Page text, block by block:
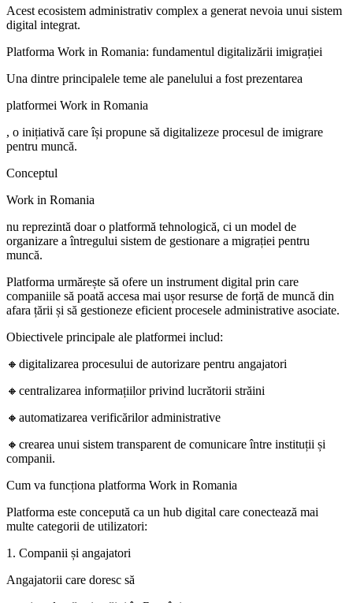
Acest ecosistem administrativ complex a generat nevoia unui sistem
digital integrat.
Platforma Work in Romania: fundamentul digitalizării imigrației
Una dintre principalele teme ale panelului a fost prezentarea
platformei Work in Romania
, o inițiativă care își propune să digitalizeze procesul de imigrare
pentru muncă.
Conceptul
Work in Romania
nu reprezintă doar o platformă tehnologică, ci un model de
organizare a întregului sistem de gestionare a migrației pentru
muncă.
Platforma urmărește să ofere un instrument digital prin care
companiile să poată accesa mai ușor resurse de forță de muncă din
afara țării și să gestioneze eficient procesele administrative asociate.
Obiectivele principale ale platformei includ:
🔸digitalizarea procesului de autorizare pentru angajatori
🔸centralizarea informațiilor privind lucrătorii străini
🔸automatizarea verificărilor administrative
🔸crearea unui sistem transparent de comunicare între instituții și
companii.
Cum va funcționa platforma Work in Romania
Platforma este concepută ca un hub digital care conectează mai
multe categorii de utilizatori:
1. Companii și angajatori
Angajatorii care doresc să